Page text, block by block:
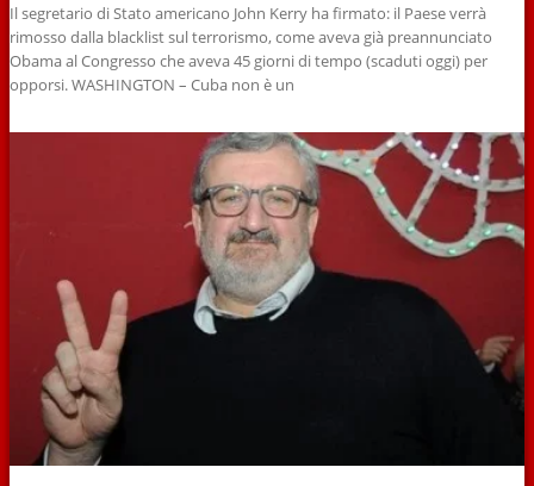
Il segretario di Stato americano John Kerry ha firmato: il Paese verrà
rimosso dalla blacklist sul terrorismo, come aveva già preannunciato
Obama al Congresso che aveva 45 giorni di tempo (scaduti oggi) per
opporsi. WASHINGTON – Cuba non è un